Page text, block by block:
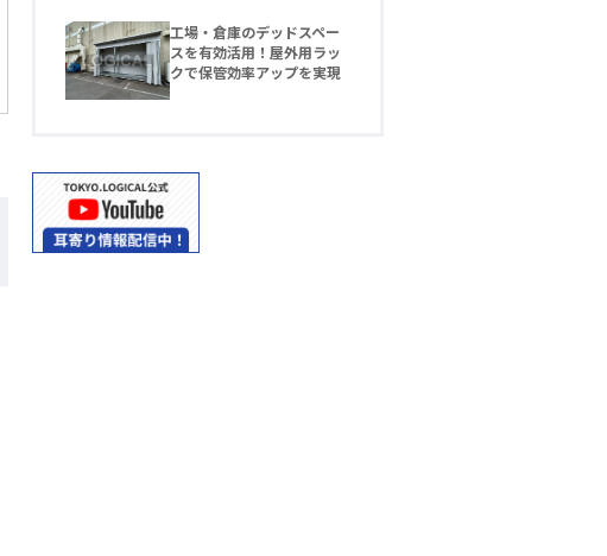
工場・倉庫のデッドスペー
スを有効活用！屋外用ラッ
クで保管効率アップを実現